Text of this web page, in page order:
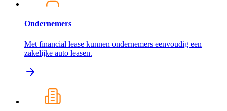
Ondernemers
Met financial lease kunnen ondernemers eenvoudig een
zakelijke auto leasen.